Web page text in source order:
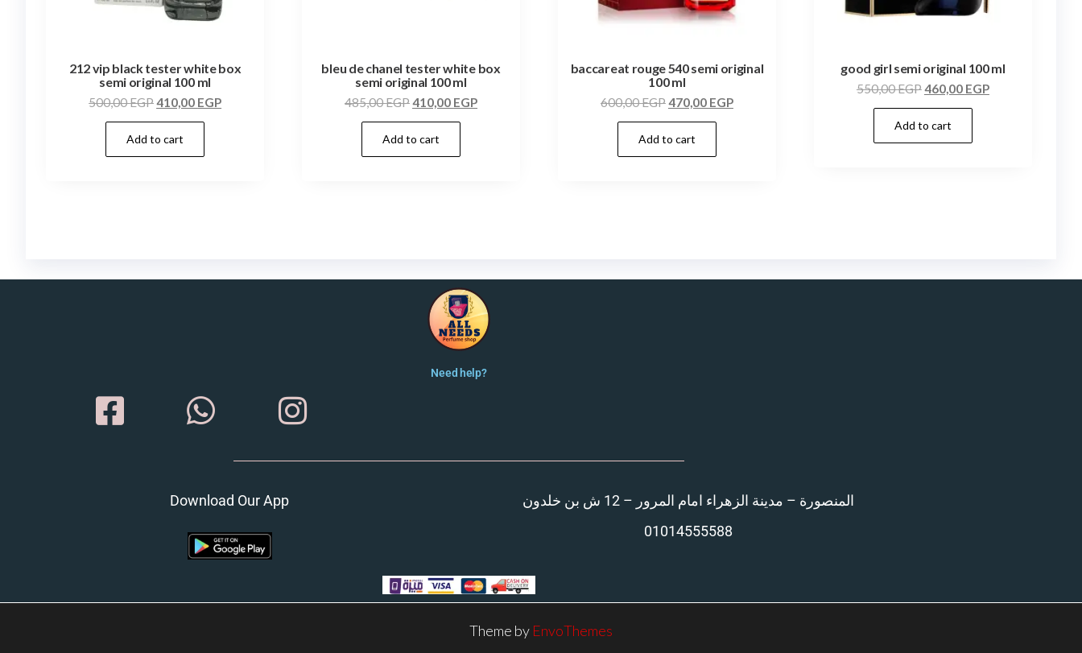
212 vip black tester white box
semi original 100 ml
500,00EGP410,00 EGP
Add to cart
bleu de chanel tester white box
semi original 100 ml
485,00EGP410,00 EGP
Add to cart
baccareat rouge 540 semi original
100 ml
600,00EGP470,00 EGP
Add to cart
good girl semi original 100 ml
550,00EGP460,00 EGP
Add to cart
Need help?
Download Our App
المنصورة – مدينة الزهراء امام المرور – 12 ش بن خلدون
01014555588
Theme by EnvoThemes